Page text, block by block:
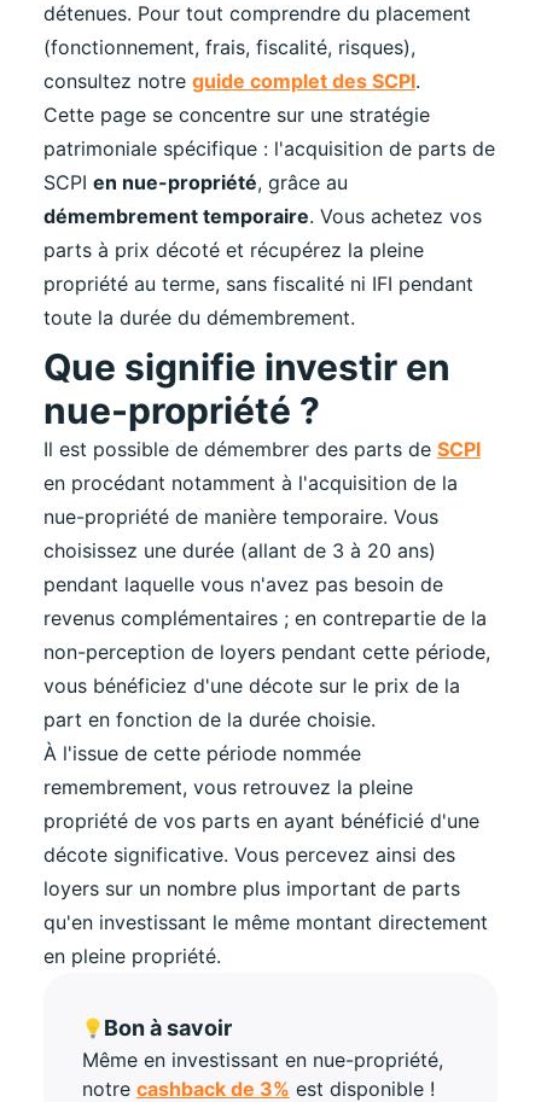
détenues. Pour tout comprendre du placement
(fonctionnement, frais, fiscalité, risques),
consultez notre guide complet des SCPI.
Cette page se concentre sur une stratégie
patrimoniale spécifique : l'acquisition de parts de
SCPI en nue-propriété, grâce au
démembrement temporaire. Vous achetez vos
parts à prix décoté et récupérez la pleine
propriété au terme, sans fiscalité ni IFI pendant
toute la durée du démembrement.
Que signifie investir en
nue-propriété ?
Il est possible de démembrer des parts de SCPI
en procédant notamment à l'acquisition de la
nue-propriété de manière temporaire. Vous
choisissez une durée (allant de 3 à 20 ans)
pendant laquelle vous n'avez pas besoin de
revenus complémentaires ; en contrepartie de la
non-perception de loyers pendant cette période,
vous bénéficiez d'une décote sur le prix de la
part en fonction de la durée choisie.
À l'issue de cette période nommée
remembrement, vous retrouvez la pleine
propriété de vos parts en ayant bénéficié d'une
décote significative. Vous percevez ainsi des
loyers sur un nombre plus important de parts
qu'en investissant le même montant directement
en pleine propriété.
Bon à savoir
Même en investissant en nue-propriété,
notre cashback de 3% est disponible !